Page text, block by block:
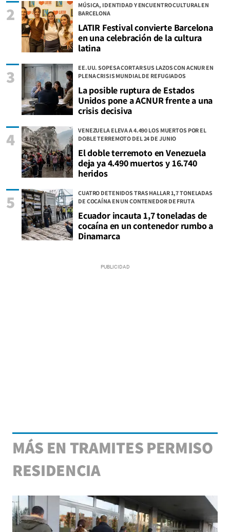
MÚSICA, IDENTIDAD Y ENCUENTRO CULTURAL EN
BARCELONA
LATIR Festival convierte Barcelona
en una celebración de la cultura
latina
2
EE.UU. SOPESA CORTAR SUS LAZOS CON ACNUR EN
PLENA CRISIS MUNDIAL DE REFUGIADOS
La posible ruptura de Estados
Unidos pone a ACNUR frente a una
crisis decisiva
3
VENEZUELA ELEVA A 4.490 LOS MUERTOS POR EL
DOBLE TERREMOTO DEL 24 DE JUNIO
El doble terremoto en Venezuela
deja ya 4.490 muertos y 16.740
heridos
4
CUATRO DETENIDOS TRAS HALLAR 1,7 TONELADAS
DE COCAÍNA EN UN CONTENEDOR DE FRUTA
Ecuador incauta 1,7 toneladas de
cocaína en un contenedor rumbo a
Dinamarca
5
MÁS EN TRAMITES PERMISO
RESIDENCIA